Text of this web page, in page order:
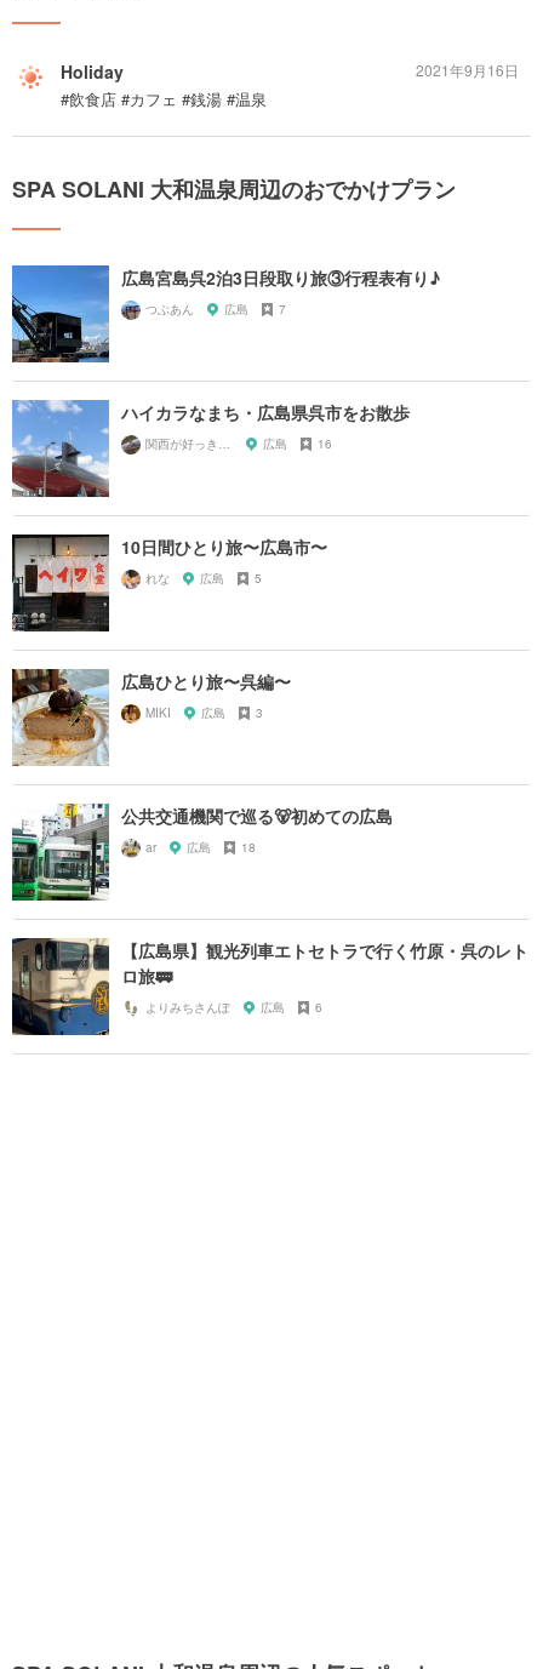
Holiday
#飲食店 #カフェ #銭湯 #温泉
2021年9月16日
SPA SOLANI 大和温泉周辺のおでかけプラン
広島宮島呉2泊3日段取り旅③行程表有り♪
つぶあん 広島 7
ハイカラなまち・広島県呉市をお散歩
広島 16
10日間ひとり旅〜広島市〜
れな 広島 5
広島ひとり旅〜呉編〜
MIKI 広島 3
公共交通機関で巡る🐻初めての広島
ar 広島 18
【広島県】観光列車エトセトラで行く竹原・呉のレト
ロ旅🚃
よりみちさんぽ 広島 6